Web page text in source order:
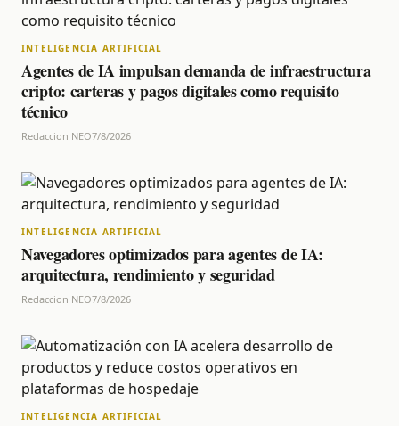
INTELIGENCIA ARTIFICIAL
Agentes de IA impulsan demanda de infraestructura
cripto: carteras y pagos digitales como requisito
técnico
Redaccion NEO7/8/2026
INTELIGENCIA ARTIFICIAL
Navegadores optimizados para agentes de IA:
arquitectura, rendimiento y seguridad
Redaccion NEO7/8/2026
INTELIGENCIA ARTIFICIAL